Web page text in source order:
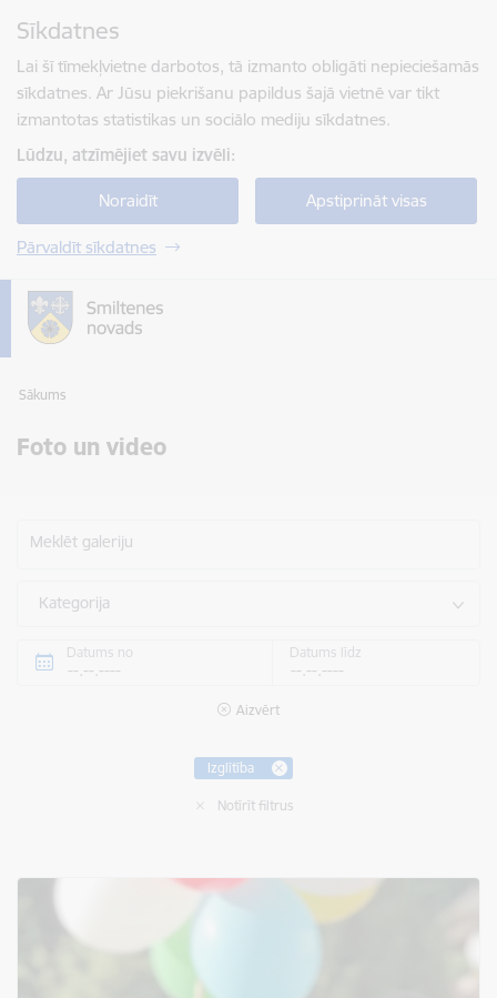
Sīkdatnes
Lai šī tīmekļvietne darbotos, tā izmanto obligāti nepieciešamās
sīkdatnes. Ar Jūsu piekrišanu papildus šajā vietnē var tikt
izmantotas statistikas un sociālo mediju sīkdatnes.
Lūdzu, atzīmējiet savu izvēli:
Noraidīt Apstiprināt visas
Pārvaldīt sīkdatnes
Sākums
Foto un video
Meklēt galeriju
Kategorija
Datums no Datums līdz
Aizvērt
Izglītība
Notīrīt filtrus